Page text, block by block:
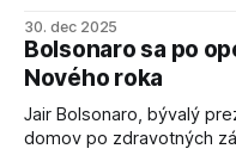
schopnosti. Informovali o
sa odvoláva agentúra
30. dec 2025
Bolsonaro sa po
Nového roka
Jair Bolsonaro, bývalý
domov po zdravotných